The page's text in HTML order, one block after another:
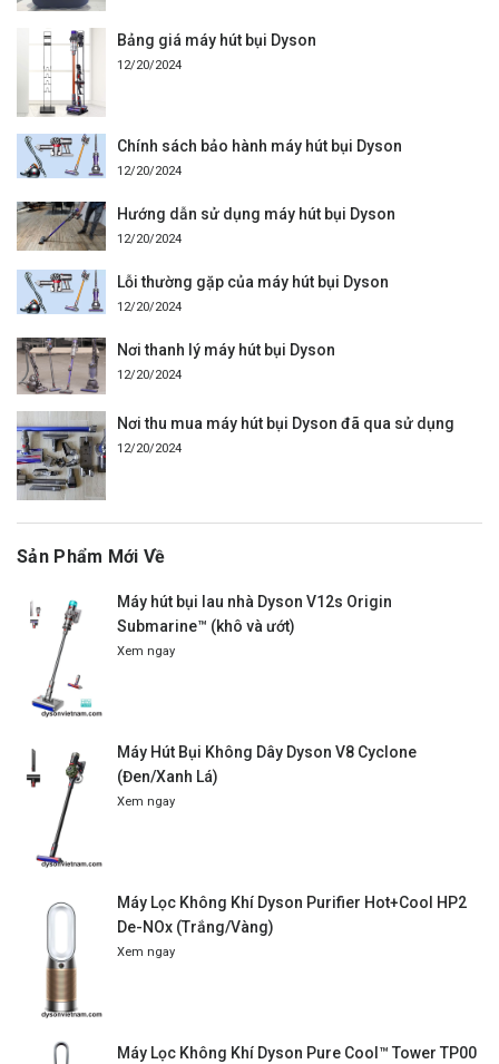
Bảng giá máy hút bụi Dyson
12/20/2024
Chính sách bảo hành máy hút bụi Dyson
12/20/2024
Hướng dẫn sử dụng máy hút bụi Dyson
12/20/2024
Lỗi thường gặp của máy hút bụi Dyson
12/20/2024
Nơi thanh lý máy hút bụi Dyson
12/20/2024
Nơi thu mua máy hút bụi Dyson đã qua sử dụng
12/20/2024
Sản Phẩm Mới Về
Máy hút bụi lau nhà Dyson V12s Origin
Submarine™ (khô và ướt)
Xem ngay
Máy Hút Bụi Không Dây Dyson V8 Cyclone
(Đen/Xanh Lá)
Xem ngay
Máy Lọc Không Khí Dyson Purifier Hot+Cool HP2
De-NOx (Trắng/Vàng)
Xem ngay
Máy Lọc Không Khí Dyson Pure Cool™ Tower TP00